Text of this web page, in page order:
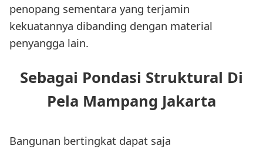
penopang sementara yang terjamin
kekuatannya dibanding dengan material
penyangga lain.
Sebagai Pondasi Struktural Di
Pela Mampang Jakarta
Bangunan bertingkat dapat saja